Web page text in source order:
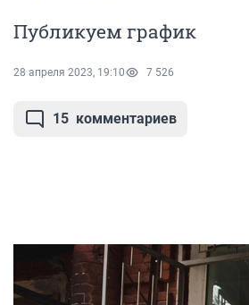
Публикуем график
28 апреля 2023, 19:10 7 526
15 комментариев